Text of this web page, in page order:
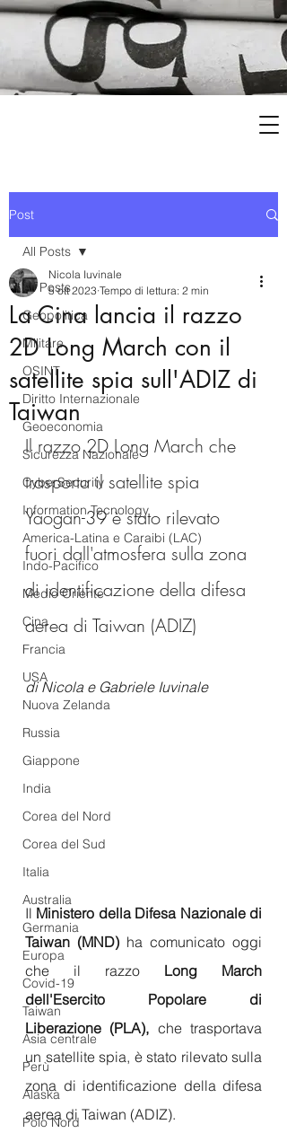
Post
All Posts
Geopolitica
Militare
OSINT
Diritto Internazionale
Geoeconomia
Sicurezza Nazionale
CyberSecurity
Information Tecnology
America-Latina e Caraibi (LAC)
Indo-Pacifico
Medio Oriente
Cina
Francia
USA
Nuova Zelanda
Russia
Giappone
India
Corea del Nord
Corea del Sud
Italia
Australia
Germania
Europa
Covid-19
Taiwan
Asia centrale
Perù
Alaska
Polo Nord
All Posts
La Cina lancia il razzo
2D Long March con il
satellite spia sull'ADIZ di
Taiwan
Nicola Iuvinale
5 ott 2023 Tempo di lettura: 2 min
Il razzo 2D Long March che
trasporta il satellite spia
Yaogan-39 è stato rilevato
fuori dall'atmosfera sulla zona
di identificazione della difesa
aerea di Taiwan (ADIZ)
di Nicola e Gabriele Iuvinale
Il Ministero della Difesa Nazionale di
Taiwan (MND) ha comunicato oggi
che il razzo Long March
dell'Esercito Popolare di
Liberazione (PLA), che trasportava
un satellite spia, è stato rilevato sulla
zona di identificazione della difesa
aerea di Taiwan (ADIZ).